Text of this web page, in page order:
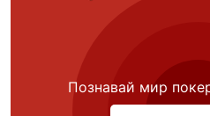
Познавай мир